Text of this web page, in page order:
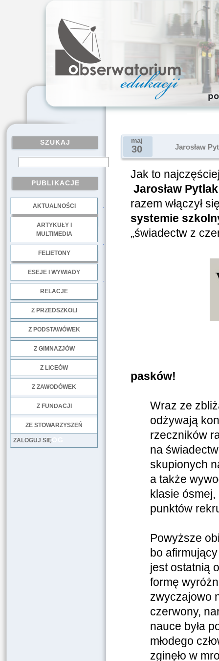
SZUKAJ
PUBLIKACJE
AKTUALNOŚCI
ARTYKUŁY I
MULTIMEDIA
FELIETONY
ESEJE I WYWIADY
RELACJE
Z PRZEDSZKOLI
Z PODSTAWÓWEK
Z GIMNAZJÓW
Z LICEÓW
Z ZAWODÓWEK
Z FUNDACJI
ZE STOWARZYSZEŃ
LOG
ZALOGUJ SIĘ
maj
30 Jarosław
Jak to
Jarosław Pytlak
razem włączył
systemie
„świadectw z
pasków!
Wraz ze
odżywają
rzeczników
na
skupionych
a także
klasie
punktów
Powyższe
bo
jest ostatnią
formę
zwyczajowo
czerwony,
nauce była
młodego
zginęło w